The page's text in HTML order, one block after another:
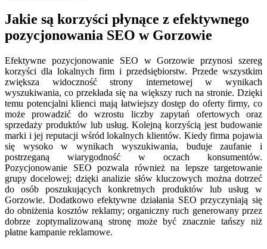
Jakie są korzyści płynące z efektywnego
pozycjonowania SEO w Gorzowie
Efektywne pozycjonowanie SEO w Gorzowie przynosi szereg
korzyści dla lokalnych firm i przedsiębiorstw. Przede wszystkim
zwiększa widoczność strony internetowej w wynikach
wyszukiwania, co przekłada się na większy ruch na stronie. Dzięki
temu potencjalni klienci mają łatwiejszy dostęp do oferty firmy, co
może prowadzić do wzrostu liczby zapytań ofertowych oraz
sprzedaży produktów lub usług. Kolejną korzyścią jest budowanie
marki i jej reputacji wśród lokalnych klientów. Kiedy firma pojawia
się wysoko w wynikach wyszukiwania, buduje zaufanie i
postrzeganą wiarygodność w oczach konsumentów.
Pozycjonowanie SEO pozwala również na lepsze targetowanie
grupy docelowej; dzięki analizie słów kluczowych można dotrzeć
do osób poszukujących konkretnych produktów lub usług w
Gorzowie. Dodatkowo efektywne działania SEO przyczyniają się
do obniżenia kosztów reklamy; organiczny ruch generowany przez
dobrze zoptymalizowaną stronę może być znacznie tańszy niż
płatne kampanie reklamowe.